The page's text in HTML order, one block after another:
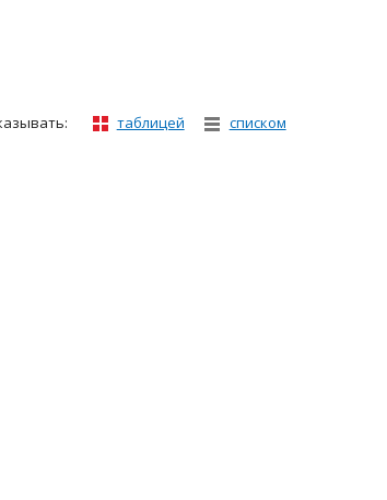
таблицей списком